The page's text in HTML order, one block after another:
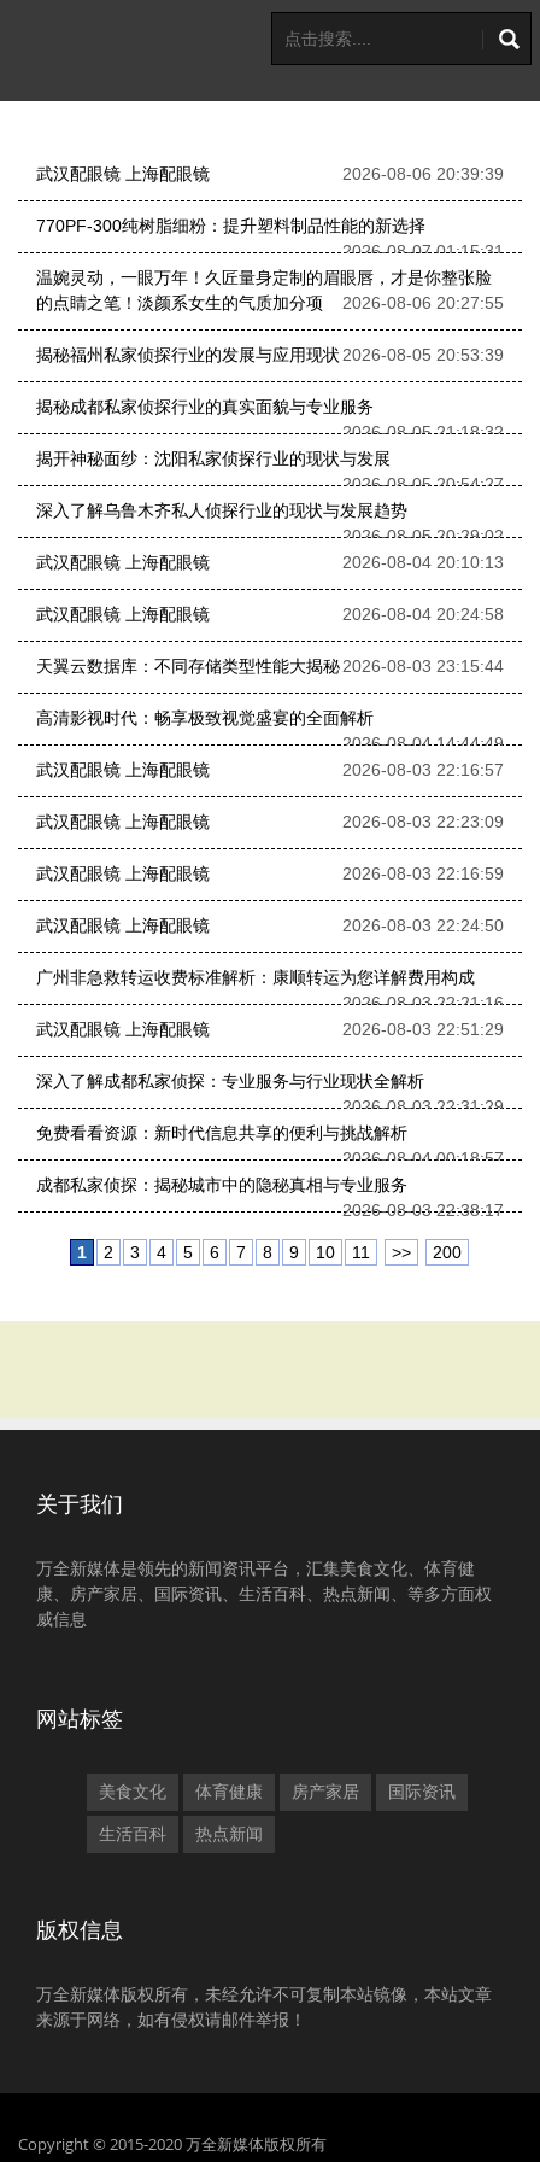
武汉配眼镜 上海配眼镜 2026-08-06 20:39:39
770PF-300纯树脂细粉：提升塑料制品性能的新选择
2026-08-07 01:15:31
温婉灵动，一眼万年！久匠量身定制的眉眼唇，才是你整张脸
的点睛之笔！淡颜系女生的气质加分项
2026-08-06 20:27:55
揭秘福州私家侦探行业的发展与应用现状 2026-08-05 20:53:39
揭秘成都私家侦探行业的真实面貌与专业服务
2026-08-05 21:18:32
揭开神秘面纱：沈阳私家侦探行业的现状与发展
2026-08-05 20:54:27
深入了解乌鲁木齐私人侦探行业的现状与发展趋势
2026-08-05 20:29:02
武汉配眼镜 上海配眼镜
2026-08-04 20:10:13
武汉配眼镜 上海配眼镜 2026-08-04 20:24:58
天翼云数据库：不同存储类型性能大揭秘2026-08-03 23:15:44
高清影视时代：畅享极致视觉盛宴的全面解析
2026-08-04 14:44:49
武汉配眼镜 上海配眼镜
2026-08-03 22:16:57
武汉配眼镜 上海配眼镜 2026-08-03 22:23:09
武汉配眼镜 上海配眼镜 2026-08-03 22:16:59
武汉配眼镜 上海配眼镜 2026-08-03 22:24:50
广州非急救转运收费标准解析：康顺转运为您详解费用构成
2026-08-03 22:21:16
武汉配眼镜 上海配眼镜
2026-08-03 22:51:29
深入了解成都私家侦探：专业服务与行业现状全解析
2026-08-03 22:31:29
免费看看资源：新时代信息共享的便利与挑战解析
2026-08-04 00:18:57
成都私家侦探：揭秘城市中的隐秘真相与专业服务
2026-08-03 22:38:17
1 2 3 4 5 6 7 8 9 10 11 >> 200
关于我们
万全新媒体是领先的新闻资讯平台，汇集美食文化、体育健
康、房产家居、国际资讯、生活百科、热点新闻、等多方面权
威信息
网站标签
美食文化 体育健康 房产家居 国际资讯
生活百科 热点新闻
版权信息
万全新媒体版权所有，未经允许不可复制本站镜像，本站文章
来源于网络，如有侵权请邮件举报！
Copyright © 2015-2020 万全新媒体版权所有